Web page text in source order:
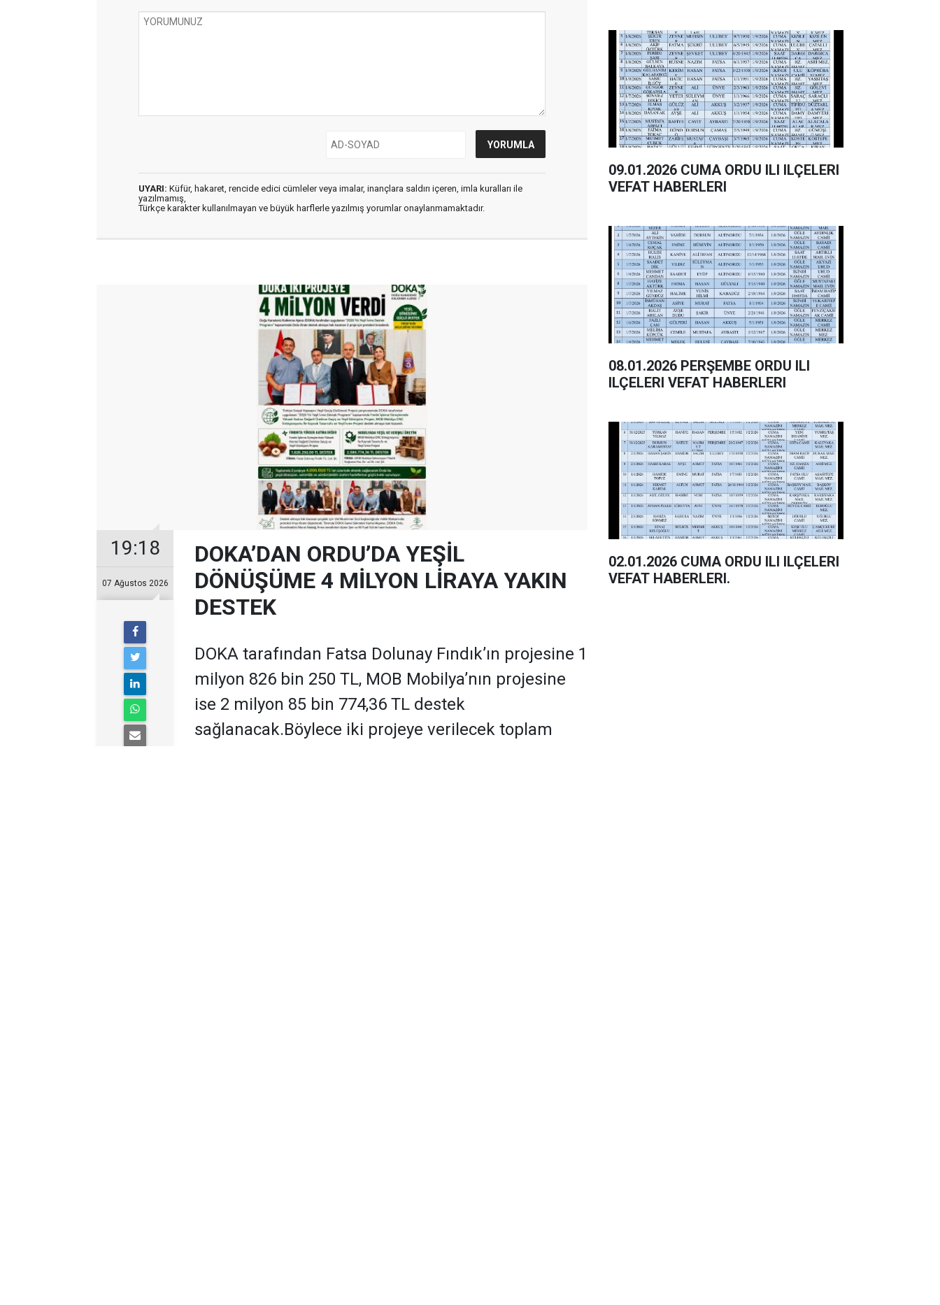
UYARI: Küfür, hakaret, rencide edici cümleler veya imalar, inançlara saldırı içeren, imla kuralları ile
yazılmamış,
Türkçe karakter kullanılmayan ve büyük harflerle yazılmış yorumlar onaylanmamaktadır.
19:18
07 Ağustos 2026
DOKA’DAN ORDU’DA YEŞİL
DÖNÜŞÜME 4 MİLYON LİRAYA YAKIN
DESTEK
DOKA tarafından Fatsa Dolunay Fındık’ın projesine 1
milyon 826 bin 250 TL, MOB Mobilya’nın projesine
ise 2 milyon 85 bin 774,36 TL destek
sağlanacak.Böylece iki projeye verilecek toplam
09.01.2026 CUMA ORDU ILI ILÇELERI
VEFAT HABERLERI
08.01.2026 PERŞEMBE ORDU ILI
ILÇELERI VEFAT HABERLERI
02.01.2026 CUMA ORDU ILI ILÇELERI
VEFAT HABERLERI.